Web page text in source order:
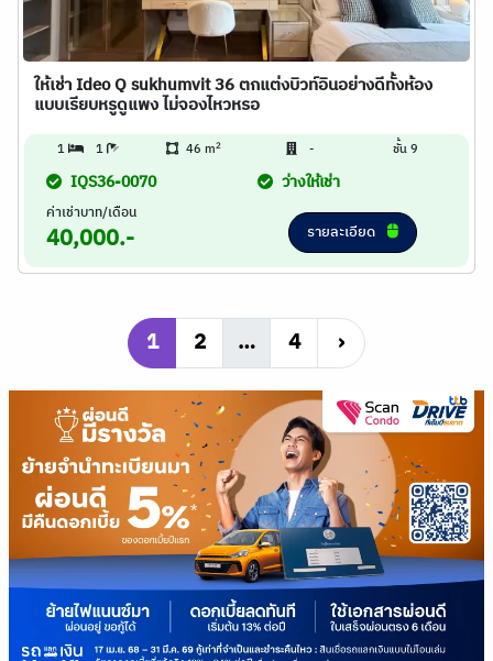
ให้เช่า Ideo Q sukhumvit 36 ตกแต่งบิวท์อินอย่างดีทั้งห้อง
แบบเรียบหรูดูแพง ไม่จองไหวหรอ
1 1 46 m2 - ชั้น 9
IQS36-0070 ว่างให้เช่า
ค่าเช่าบาท/เดือน
40,000.- รายละเอียด
1 2 … 4 ›